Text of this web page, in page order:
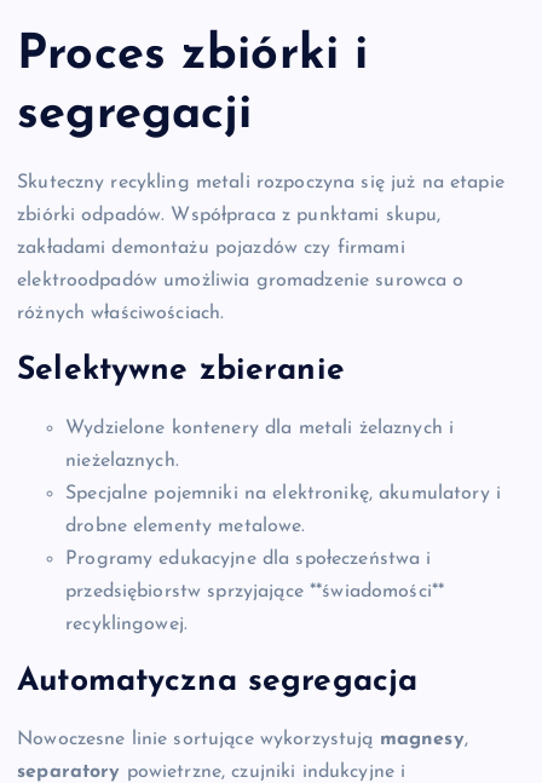
Proces zbiórki i
segregacji
Skuteczny recykling metali rozpoczyna się już na etapie
zbiórki odpadów. Współpraca z punktami skupu,
zakładami demontażu pojazdów czy firmami
elektroodpadów umożliwia gromadzenie surowca o
różnych właściwościach.
Selektywne zbieranie
Wydzielone kontenery dla metali żelaznych i
nieżelaznych.
Specjalne pojemniki na elektronikę, akumulatory i
drobne elementy metalowe.
Programy edukacyjne dla społeczeństwa i
przedsiębiorstw sprzyjające **świadomości**
recyklingowej.
Automatyczna segregacja
Nowoczesne linie sortujące wykorzystują magnesy,
separatory powietrzne, czujniki indukcyjne i